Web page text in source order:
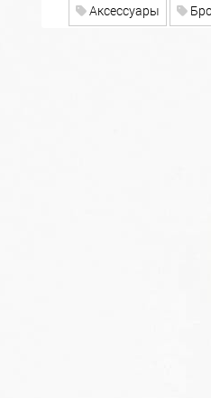
Аксессуары